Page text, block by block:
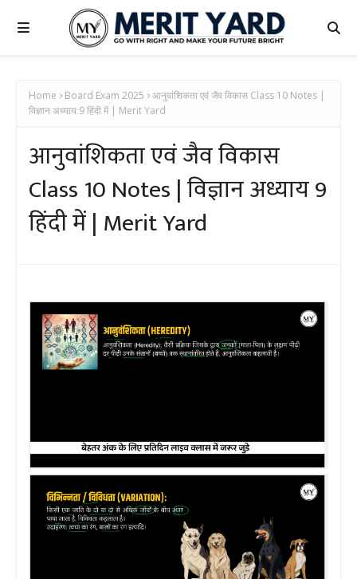
Home Board Exam 2025
आनुवांशिकता एवं जैव विकास Class 10 Notes |
विज्ञान अध्याय 9 हिंदी में | Merit Yard
आनुवांशिकता एवं जैव विकास
Class 10 Notes | विज्ञान अध्याय 9
हिंदी में | Merit Yard